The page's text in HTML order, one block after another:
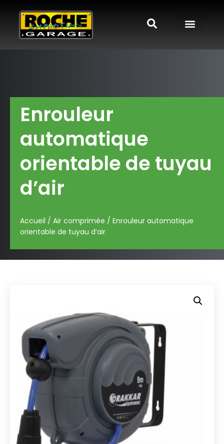
Enrouleur
automatique
orientable de tuyau
d’air
Accueil / Air comprimée / Enrouleur automatique
orientable de tuyau d’air